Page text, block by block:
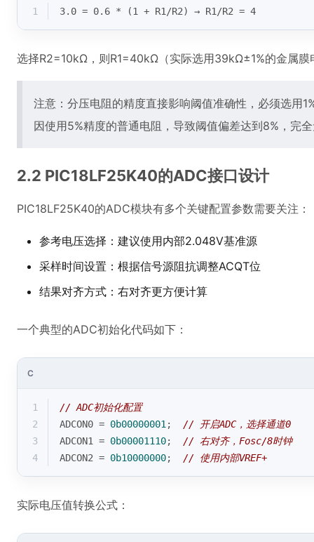
1 3.0 = 0.6 * (1 + R1/R2) → R1/R2 = 4
选择R2=10kΩ，则R1=40kΩ（实际选用39kΩ±1%的金属膜
注意：分压电阻的精度直接影响阈值准确性，必须选用
因使用5%精度的普通电阻，导致阈值偏差达到8%，完
2.2 PIC18LF25K40的ADC接口设计
PIC18LF25K40的ADC模块有多个关键配置参数需要关注：
参考电压选择：建议使用内部2.048V基准源
采样时间设置：根据信号源阻抗调整ACQT位
结果对齐方式：右对齐更方便计算
一个典型的ADC初始化代码如下：
C
1
// ADC初始化配置
2
ADCON0 = 0b00000001 ; // 开启ADC，选择通道0
3
ADCON1 = 0b00001110; // 右对齐，Fosc/8时钟
4
ADCON2 = 0b10000000; // 使用内部VREF+
实际电压值转换公式：